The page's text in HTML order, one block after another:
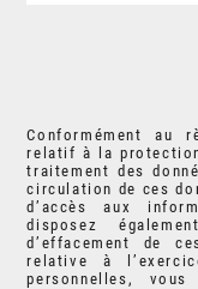
Conformément au
relatif à la protection
traitement des
circulation de ces
d’accès aux
disposez
d’effacement de
relative à
personnelles,